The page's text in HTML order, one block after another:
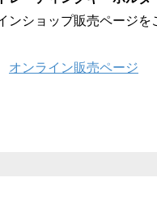
ショップ販売ページを
オンライン販売ページ